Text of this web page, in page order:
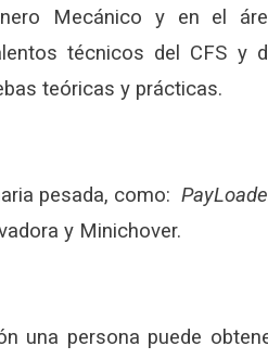
Mecánico y en el
técnicos del CFS y
teóricas y prácticas.
pesada, como:
y Minichover.
una persona puede